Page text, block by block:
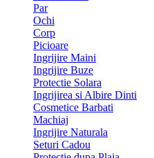
Par
Ochi
Corp
Picioare
Ingrijire Maini
Ingrijire Buze
Protectie Solara
Ingrijirea si Albire Dinti
Cosmetice Barbati
Machiaj
Ingrijire Naturala
Seturi Cadou